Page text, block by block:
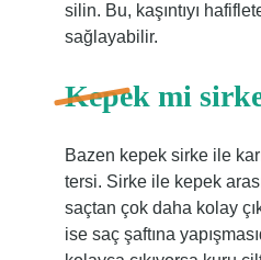
silin. Bu, kaşıntıyı
sağlayabilir.
Kepek mi
Bazen kepek sirke ile
tersi. Sirke ile kepek
saçtan çok daha kolay
ise saç şaftına